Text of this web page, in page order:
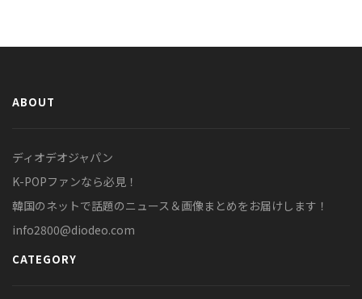
ABOUT
ディオデオジャパン
K-POPファンなら必見！
韓国のネットで話題のニュース＆画像まとめをお届けします！
info2800@diodeo.com
CATEGORY